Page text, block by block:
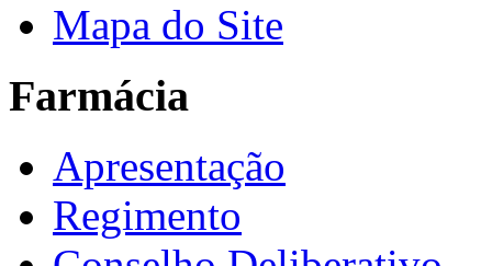
Mapa do Site
Farmácia
Apresentação
Regimento